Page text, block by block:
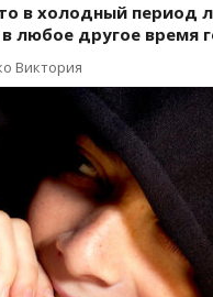
в холодный период
любое другое время
Виктория